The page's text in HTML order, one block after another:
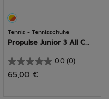
Tennis - Tennisschuhe
Propulse Junior 3 All C...
0.0 (0)
0.0
von
65,00 €